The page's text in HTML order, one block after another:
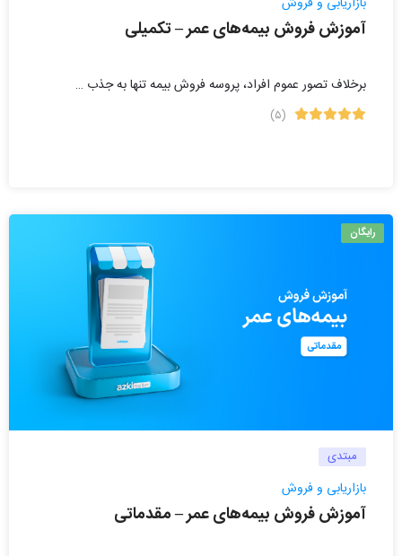
آموزش فروش بیمه‌های عمر – تکمیلی
برخلاف تصور عموم افراد، پروسه فروش بیمه تنها به جذب …
(۵)
رایگان
مبتدی
بازاریابی و فروش
آموزش فروش بیمه‌های عمر – مقدماتی